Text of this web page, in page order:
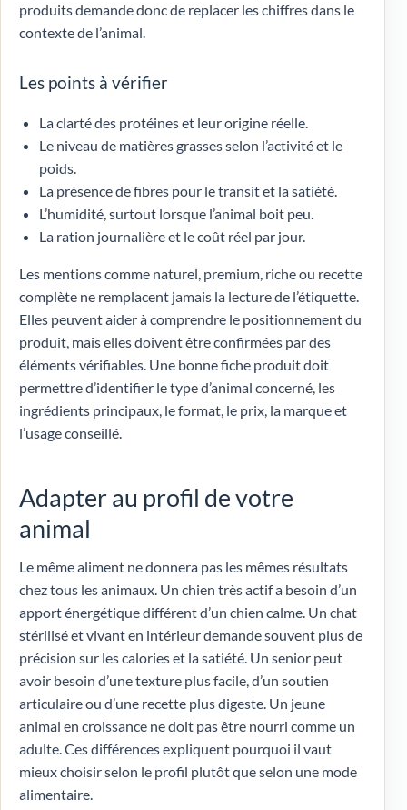
produits demande donc de replacer les chiffres dans le
contexte de l’animal.
Les points à vérifier
La clarté des protéines et leur origine réelle.
Le niveau de matières grasses selon l’activité et le
poids.
La présence de fibres pour le transit et la satiété.
L’humidité, surtout lorsque l’animal boit peu.
La ration journalière et le coût réel par jour.
Les mentions comme naturel, premium, riche ou recette
complète ne remplacent jamais la lecture de l’étiquette.
Elles peuvent aider à comprendre le positionnement du
produit, mais elles doivent être confirmées par des
éléments vérifiables. Une bonne fiche produit doit
permettre d’identifier le type d’animal concerné, les
ingrédients principaux, le format, le prix, la marque et
l’usage conseillé.
Adapter au profil de votre
animal
Le même aliment ne donnera pas les mêmes résultats
chez tous les animaux. Un chien très actif a besoin d’un
apport énergétique différent d’un chien calme. Un chat
stérilisé et vivant en intérieur demande souvent plus de
précision sur les calories et la satiété. Un senior peut
avoir besoin d’une texture plus facile, d’un soutien
articulaire ou d’une recette plus digeste. Un jeune
animal en croissance ne doit pas être nourri comme un
adulte. Ces différences expliquent pourquoi il vaut
mieux choisir selon le profil plutôt que selon une mode
alimentaire.